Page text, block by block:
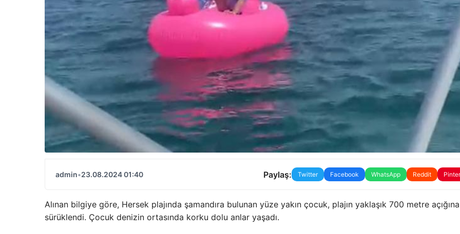
admin•23.08.2024 01:40 Paylaş: Twitter Facebook WhatsApp Reddit
Alınan bilgiye göre, Hersek plajında ​​şamandıra bulunan yüze yakın çocuk, plajın yaklaşık 700 metre açığına
sürüklendi. Çocuk denizin ortasında korku dolu anlar yaşadı.